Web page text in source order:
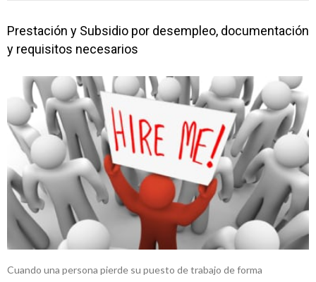
Prestación y Subsidio por desempleo, documentación
y requisitos necesarios
Cuando una persona pierde su puesto de trabajo de forma